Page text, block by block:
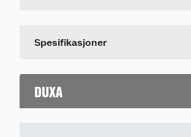
Spesifikasjoner
DUXA